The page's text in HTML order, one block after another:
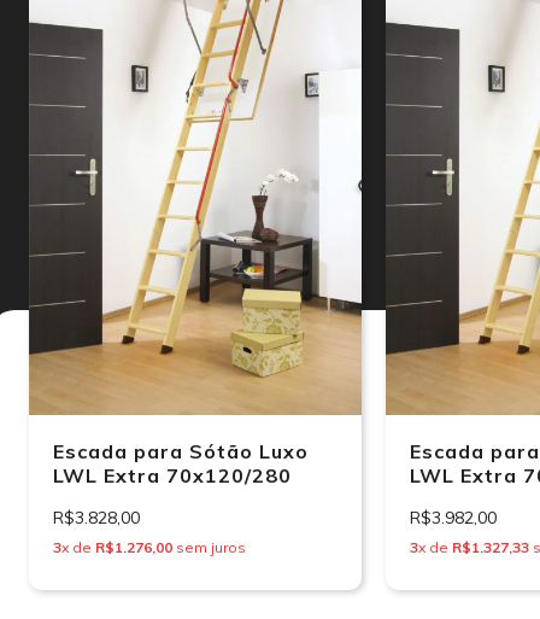
Escada para Sótão Luxo
LWL Extra 70x120/280
R$3.828,00
3x de R$1.276,00 sem juros
Escada
LWL Extra
R$3.982,00
3x de R$1.327,33